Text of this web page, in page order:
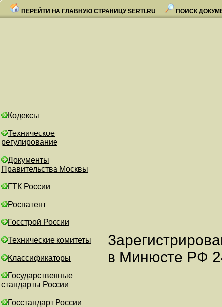
ПЕРЕЙТИ НА ГЛАВНУЮ СТРАНИЦУ SERTI.RU ПОИСК
Кодексы
Техническое
регулирование
Документы
Правительства Москвы
ГТК России
Роспатент
Госстрой России
Технические комитеты
Классификаторы
Государственные
стандарты России
Госстандарт России
в Минюсте РФ